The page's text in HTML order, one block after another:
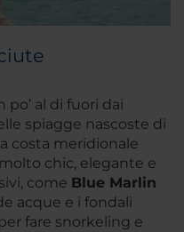
al di fuori dai
spiagge nascoste di
costa meridionale
chic, elegante e
come Blue Marlin
acque e i fondali
fare snorkeling e